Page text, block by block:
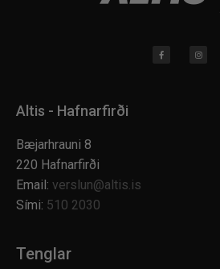
Altis - Hafnarfirði
Bæjarhrauni 8
220 Hafnarfirði
Email: verslun@altis.is
Sími: 510 2030
Tenglar